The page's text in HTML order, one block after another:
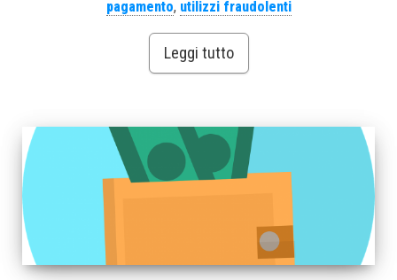
pagamento, utilizzi fraudolenti
Leggi tutto